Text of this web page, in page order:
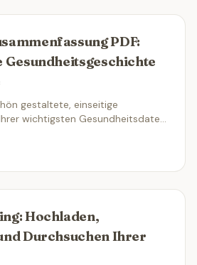
PDF:
gestaltete, einseitige
wichtigsten Gesundheitsdaten
Hochladen,
Durchsuchen Ihrer